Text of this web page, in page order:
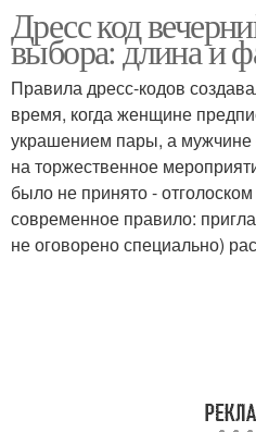
Коктейльные платья
Дресс код
выбора: длина и
Правила дресс-кодов
время, когда женщине
украшением пары, а мужчине
на торжественное
было не принято - отголоском
современное правило:
не оговорено специально)